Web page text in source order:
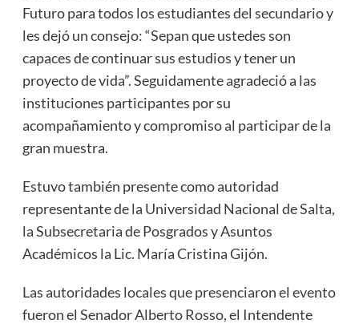
Futuro para todos los estudiantes del secundario y
les dejó un consejo: “Sepan que ustedes son
capaces de continuar sus estudios y tener un
proyecto de vida”. Seguidamente agradeció a las
instituciones participantes por su
acompañamiento y compromiso al participar de la
gran muestra.
Estuvo también presente como autoridad
representante de la Universidad Nacional de Salta,
la Subsecretaria de Posgrados y Asuntos
Académicos la Lic. María Cristina Gijón.
Las autoridades locales que presenciaron el evento
fueron el Senador Alberto Rosso, el Intendente